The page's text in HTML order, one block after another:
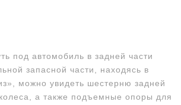
под автомобиль в задней части
запасной части, находясь в
можно увидеть шестерню задней
а также подъемные опоры для